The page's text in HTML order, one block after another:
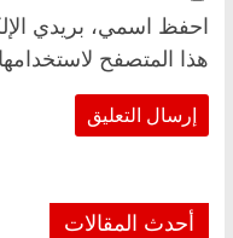
احفظ اسمي، بريدي
هذا المتصفح
أحدث المقالات